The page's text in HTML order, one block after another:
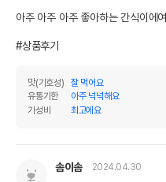
아주 아주 아주 좋아하는 간식이에여
#상품후기
맛(기호성)
잘 먹어요
유통기한
아주 넉넉해요
가성비
최고에요
솜이솜 2024.04.30